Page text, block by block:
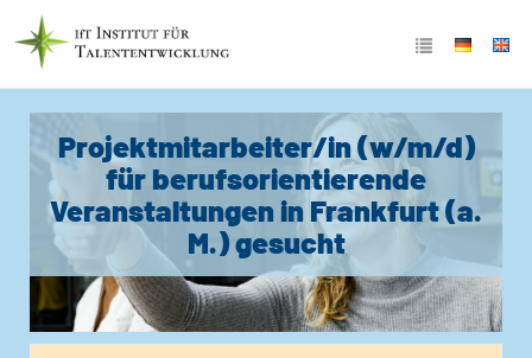
Projektmitarbeiter/in (w/m/d)
für berufsorientierende
Veranstaltungen in Frankfurt (a.
M.) gesucht